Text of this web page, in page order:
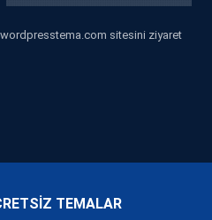
sitesini ziyaret
TEMALAR